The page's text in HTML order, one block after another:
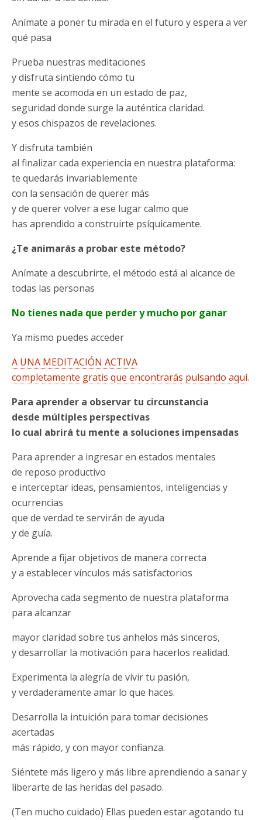
Anímate a poner tu mirada en el futuro y espera a ver
qué pasa
Prueba nuestras meditaciones
y disfruta sintiendo cómo tu
mente se acomoda en un estado de paz,
seguridad donde surge la auténtica claridad.
y esos chispazos de revelaciones.
Y disfruta también
al finalizar cada experiencia en nuestra plataforma:
te quedarás invariablemente
con la sensación de querer más
y de querer volver a ese lugar calmo que
has aprendido a construirte psíquicamente.
¿Te animarás a probar este método?
Anímate a descubrirte, el método está al alcance de
todas las personas
No tienes nada que perder y mucho por ganar
Ya mismo puedes acceder
A UNA MEDITACIÓN ACTIVA
completamente gratis que encontrarás pulsando aquí.
Para aprender a observar tu circunstancia
desde múltiples perspectivas
lo cual abrirá tu mente a soluciones impensadas
Para aprender a ingresar en estados mentales
de reposo productivo
e interceptar ideas, pensamientos, inteligencias y
ocurrencias
que de verdad te servirán de ayuda
y de guía.
Aprende a fijar objetivos de manera correcta
y a establecer vínculos más satisfactorios
Aprovecha cada segmento de nuestra plataforma
para alcanzar
mayor claridad sobre tus anhelos más sinceros,
y desarrollar la motivación para hacerlos realidad.
Experimenta la alegría de vivir tu pasión,
y verdaderamente amar lo que haces.
Desarrolla la intuición para tomar decisiones
acertadas
más rápido, y con mayor confianza.
Siéntete más ligero y más libre aprendiendo a sanar y
liberarte de las heridas del pasado.
(Ten mucho cuidado) Ellas pueden estar agotando tu